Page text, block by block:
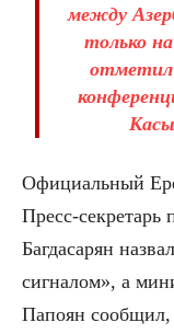
между
только
отметил
Официальный
Пресс-секретарь
Багдасарян
сигналом», а
Папоян сообщил,